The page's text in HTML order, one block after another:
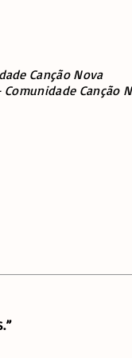
Canção Nova
Canção